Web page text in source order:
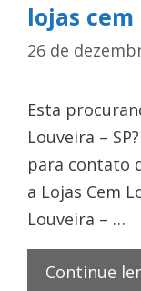
lojas
26 de
Esta
Louveira –
para contato
a Lojas Cem
Louveira – …
Continue